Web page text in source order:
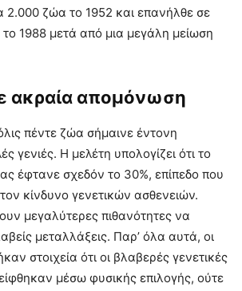
2.000 ζώα το 1952 και επανήλθε σε
1988 μετά από μια μεγάλη μείωση
ακραία απομόνωση
πέντε ζώα σήμαινε έντονη
γενιές. Η μελέτη υπολογίζει ότι το
έφτανε σχεδόν το 30%, επίπεδο που
κίνδυνο γενετικών ασθενειών.
μεγαλύτερες πιθανότητες να
μεταλλάξεις. Παρ’ όλα αυτά, οι
στοιχεία ότι οι βλαβερές γενετικές
μέσω φυσικής επιλογής, ούτε